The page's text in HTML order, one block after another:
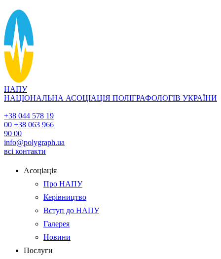
НАПУ
НАЦІОНАЛЬНА АСОЦІАЦІЯ ПОЛІГРАФОЛОГІВ УКРАЇНИ
+38 044 578 19
00 +38 063 966
90 00
info@polygraph.ua
всі контакти
Асоціація
Про НАПУ
Керівництво
Вступ до НАПУ
Галерея
Новини
Послуги